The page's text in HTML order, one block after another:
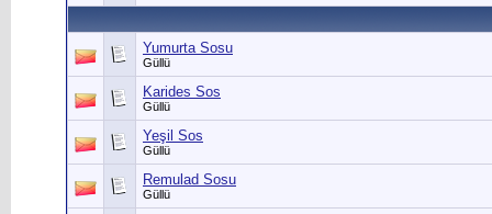
Yumurta Sosu
Güllü
Karides Sos
Güllü
Yeşil Sos
Güllü
Remulad Sosu
Güllü